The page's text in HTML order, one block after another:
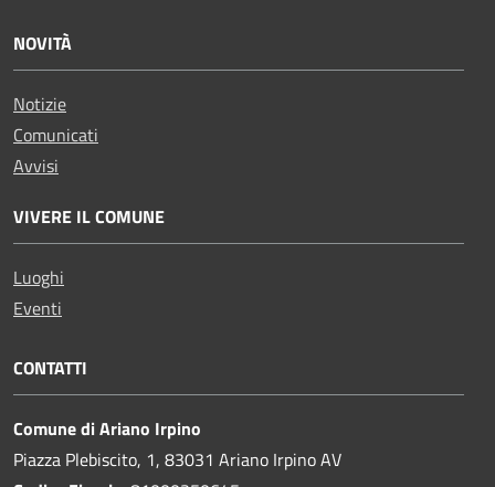
NOVITÀ
Notizie
Comunicati
Avvisi
VIVERE IL COMUNE
Luoghi
Eventi
CONTATTI
Comune di Ariano Irpino
Piazza Plebiscito, 1, 83031 Ariano Irpino AV